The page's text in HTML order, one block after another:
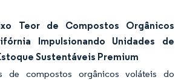
Teor de Compostos Orgânicos
Impulsionando Unidades de
Sustentáveis Premium
de compostos orgânicos voláteis do